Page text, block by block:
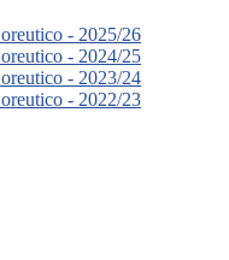
- 2025/26
- 2024/25
- 2023/24
- 2022/23